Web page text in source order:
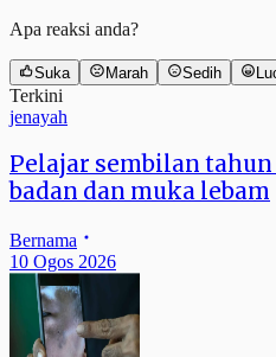
Apa reaksi anda?
Suka Marah Sedih
Terkini
jenayah
Pelajar sembilan
badan dan muka lebam
Bernama
10 Ogos 2026